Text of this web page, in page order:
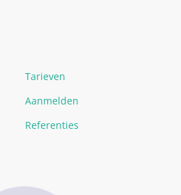
Tarieven
Aanmelden
Referenties